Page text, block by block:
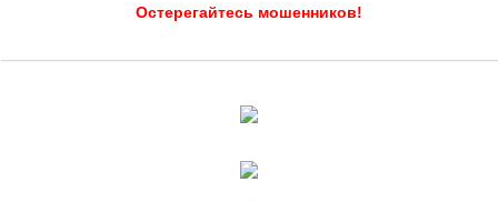
Остерегайтесь мошенников!